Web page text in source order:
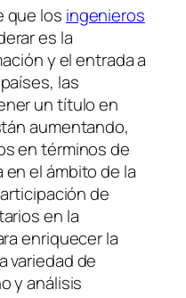
que los ingenieros
es la
y el entrada a
las
un título en
aumentando,
en términos de
el ámbito de la
de
en la
enriquecer la
variedad de
y análisis